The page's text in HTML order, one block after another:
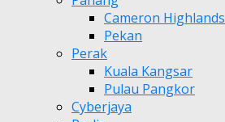
Cameron Highlands
Pekan
Perak
Kuala Kangsar
Pulau Pangkor
Cyberjaya